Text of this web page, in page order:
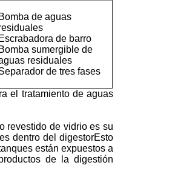
Bomba de aguas
Escrabadora de barro
Bomba sumergible de
residuales
de tres fases
el tratamiento de aguas
revestido de vidrio es su
dentro del digestorEsto
están expuestos a
de la digestión